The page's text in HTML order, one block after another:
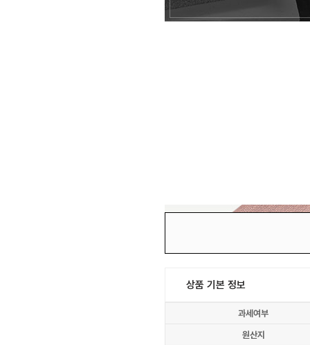
상품 기본 정보
과세여부
원산지